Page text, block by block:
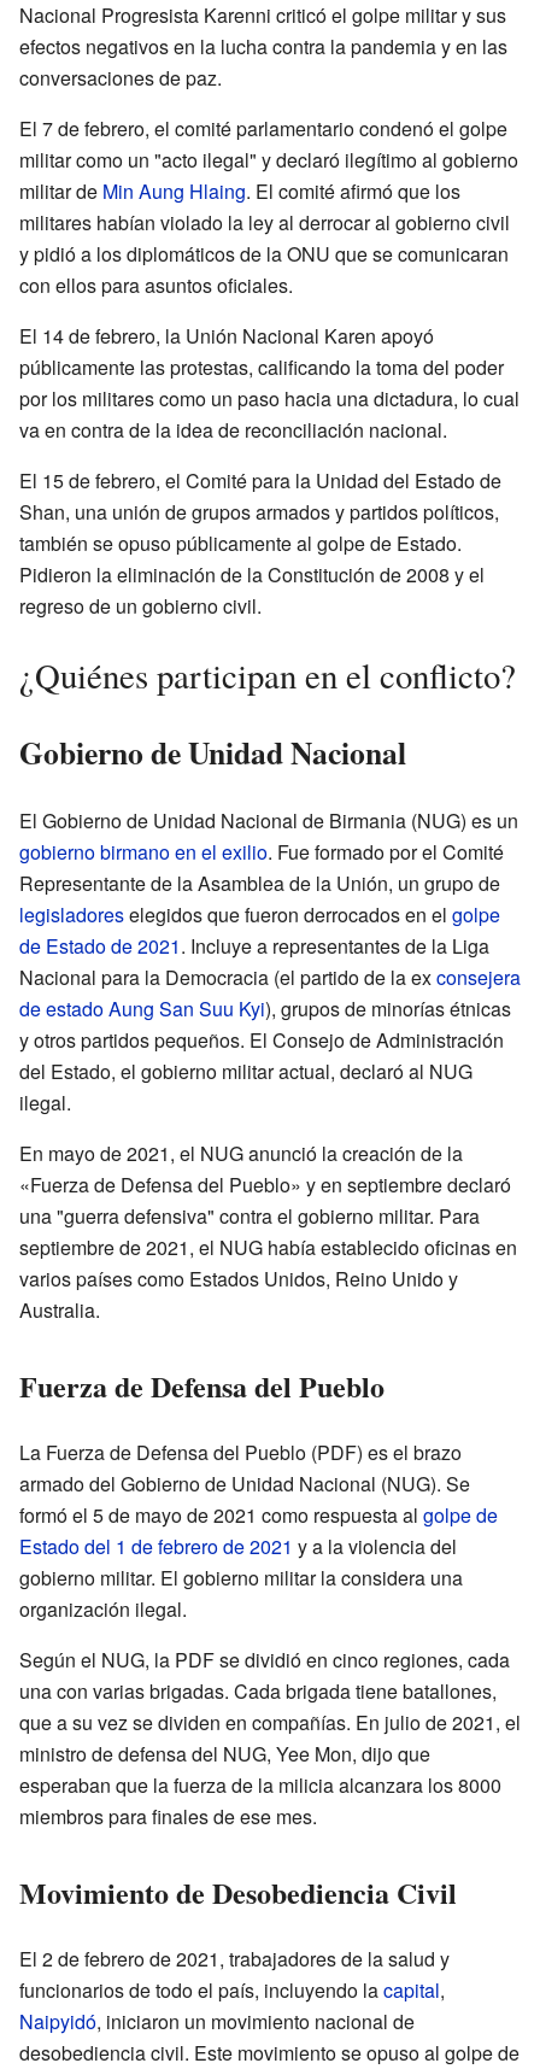
Nacional Progresista Karenni criticó el golpe militar y sus
efectos negativos en la lucha contra la pandemia y en las
conversaciones de paz.
El 7 de febrero, el comité parlamentario condenó el golpe
militar como un "acto ilegal" y declaró ilegítimo al gobierno
militar de Min Aung Hlaing. El comité afirmó que los
militares habían violado la ley al derrocar al gobierno civil
y pidió a los diplomáticos de la ONU que se comunicaran
con ellos para asuntos oficiales.
El 14 de febrero, la Unión Nacional Karen apoyó
públicamente las protestas, calificando la toma del poder
por los militares como un paso hacia una dictadura, lo cual
va en contra de la idea de reconciliación nacional.
El 15 de febrero, el Comité para la Unidad del Estado de
Shan, una unión de grupos armados y partidos políticos,
también se opuso públicamente al golpe de Estado.
Pidieron la eliminación de la Constitución de 2008 y el
regreso de un gobierno civil.
¿Quiénes participan en el conflicto?
Gobierno de Unidad Nacional
El Gobierno de Unidad Nacional de Birmania (NUG) es un
gobierno birmanoen el exilio. Fue formado por el Comité
Representante de la Asamblea de la Unión, un grupo de
legisladoreselegidos que fueron derrocados en el golpe
de Estado de 2021. Incluye a representantes de la Liga
Nacional para la Democracia (el partido de la exconsejera
de estadoAung San Suu Kyi), grupos de minorías étnicas
y otros partidos pequeños. El Consejo de Administración
del Estado, el gobierno militar actual, declaró al NUG
ilegal.
En mayo de 2021, el NUG anunció la creación de la
«Fuerza de Defensa del Pueblo» y en septiembre declaró
una "guerra defensiva" contra el gobierno militar. Para
septiembre de 2021, el NUG había establecido oficinas en
varios países como Estados Unidos, Reino Unido y
Australia.
Fuerza de Defensa del Pueblo
La Fuerza de Defensa del Pueblo (PDF) es el brazo
armado del Gobierno de Unidad Nacional (NUG). Se
formó el 5 de mayo de 2021 como respuesta al golpe de
Estado del 1 de febrero de 2021 y a la violencia del
gobierno militar. El gobierno militar la considera una
organización ilegal.
Según el NUG, la PDF se dividió en cinco regiones, cada
una con varias brigadas. Cada brigada tiene batallones,
que a su vez se dividen en compañías. En julio de 2021, el
ministro de defensa del NUG, Yee Mon, dijo que
esperaban que la fuerza de la milicia alcanzara los 8000
miembros para finales de ese mes.
Movimiento de Desobediencia Civil
El 2 de febrero de 2021, trabajadores de la salud y
funcionarios de todo el país, incluyendo lacapital,
Naipyidó, iniciaron un movimiento nacional de
desobediencia civil. Este movimiento se opuso al golpe de